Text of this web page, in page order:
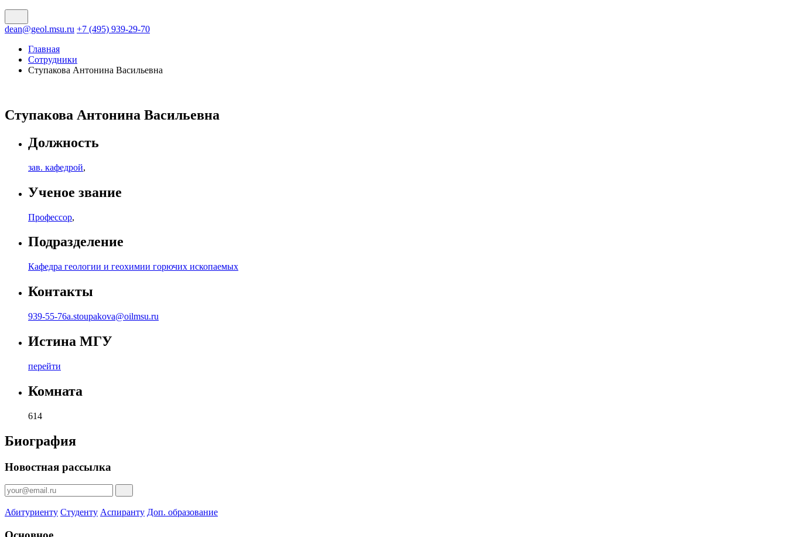
dean@geol.msu.ru +7 (495) 939-29-70
Главная
Сотрудники
Ступакова Антонина Васильевна
Ступакова Антонина Васильевна
Должность
зав. кафедрой,
Ученое звание
Профессор,
Подразделение
Кафедра геологии и геохимии горючих ископаемых
Контакты
939-55-76a.stoupakova@oilmsu.ru
Истина МГУ
перейти
Комната
614
Биография
Новостная рассылка
Абитуриенту Студенту Аспиранту Доп. образование